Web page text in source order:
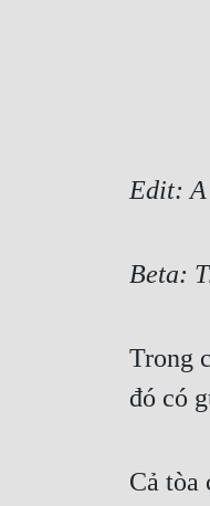
Edit:
Beta:
Trong
đó có
Cả tòa